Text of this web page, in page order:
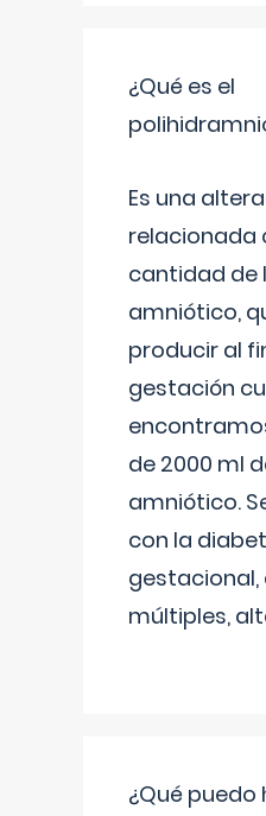
¿Qué es el
Es una
relacionada
cantidad de
amniótico,
producir al
gestación
de 2000 ml
amniótico.
con la
múltiples,
¿Qué puedo